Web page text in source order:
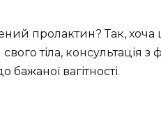
пролактин? Так, хоча
тіла, консультація
вагітності.